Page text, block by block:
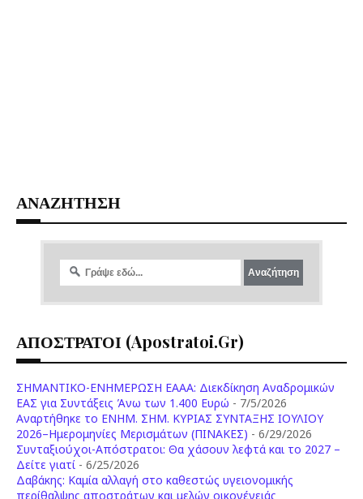
ΑΝΑΖΗΤΗΣΗ
ΑΠΟΣΤΡΑΤΟΙ (apostratoi.gr)
ΣΗΜΑΝΤΙΚΟ-ΕΝΗΜΕΡΩΣΗ ΕΑΑΑ: Διεκδίκηση Αναδρομικών
ΕΑΣ για Συντάξεις Άνω των 1.400 Ευρώ - 7/5/2026
Aναρτήθηκε το ENHM. ΣΗΜ. ΚΥΡΙΑΣ ΣΥΝΤΑΞΗΣ ΙΟΥΛΙΟΥ
2026–Ημερομηνίες Μερισμάτων (ΠΙΝΑΚΕΣ) - 6/29/2026
Συνταξιούχοι-Απόστρατοι: Θα χάσουν λεφτά και το 2027 –
Δείτε γιατί - 6/25/2026
Δαβάκης: Καμία αλλαγή στο καθεστώς υγειονομικής
περίθαλψης αποστράτων και μελών οικογένειάς